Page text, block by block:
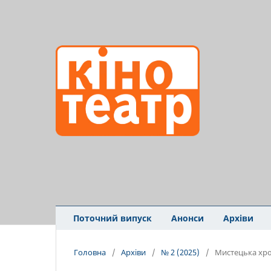
Поточний випуск Анонси Архіви
Головна / Архіви / № 2 (2025) / Мистецька